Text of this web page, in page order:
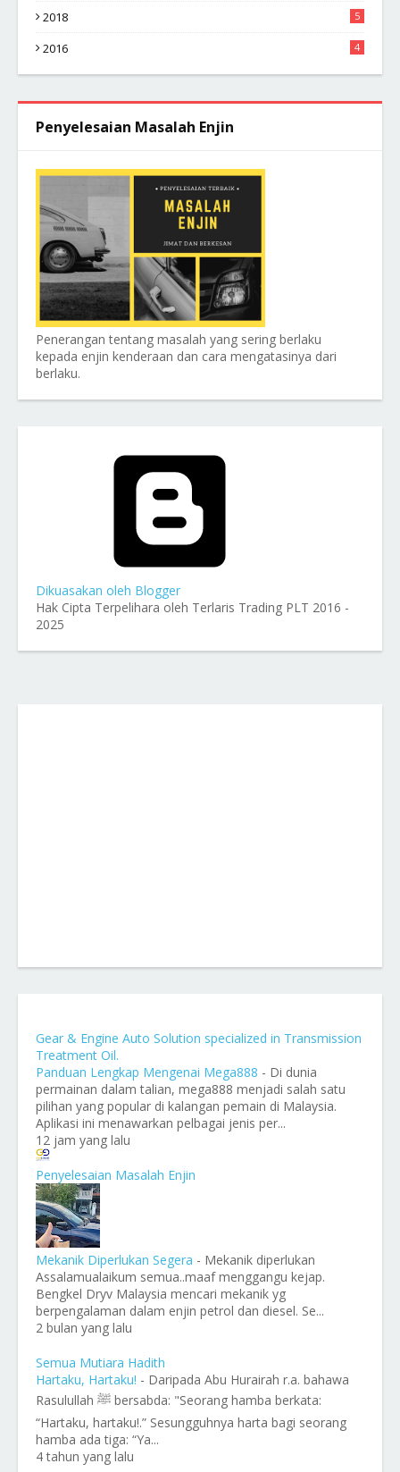
2018 5
2016 4
Penyelesaian Masalah Enjin
Penerangan tentang masalah yang sering berlaku
kepada enjin kenderaan dan cara mengatasinya dari
berlaku.
Dikuasakan oleh Blogger
Hak Cipta Terpelihara oleh Terlaris Trading PLT 2016 -
2025
Gear & Engine Auto Solution specialized in Transmission
Treatment Oil.
Panduan Lengkap Mengenai Mega888 - Di dunia
permainan dalam talian, mega888 menjadi salah satu
pilihan yang popular di kalangan pemain di Malaysia.
Aplikasi ini menawarkan pelbagai jenis per...
12 jam yang lalu
Penyelesaian Masalah Enjin
Mekanik Diperlukan Segera - Mekanik diperlukan
Assalamualaikum semua..maaf menggangu kejap.
Bengkel Dryv Malaysia mencari mekanik yg
berpengalaman dalam enjin petrol dan diesel. Se...
2 bulan yang lalu
Semua Mutiara Hadith
Hartaku, Hartaku! - Daripada Abu Hurairah r.a. bahawa
Rasulullah ﷺ bersabda: "Seorang hamba berkata:
“Hartaku, hartaku!.” Sesungguhnya harta bagi seorang
hamba ada tiga: “Ya...
4 tahun yang lalu